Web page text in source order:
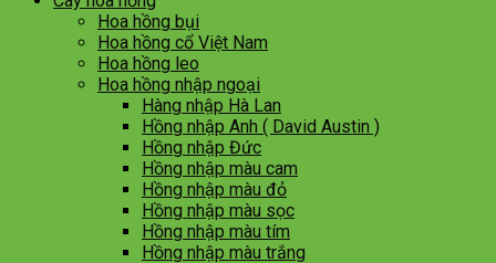
Hoa hồng bụi
Hoa hồng cổ Việt Nam
Hoa hồng leo
Hoa hồng nhập ngoại
Hàng nhập Hà Lan
Hồng nhập Anh ( David Austin )
Hồng nhập Đức
Hồng nhập màu cam
Hồng nhập màu đỏ
Hồng nhập màu sọc
Hồng nhập màu tím
Hồng nhập màu trắng